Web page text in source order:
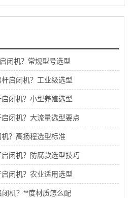
闭机？常规型号选型
启闭机？工业级选型
闭机？小型养殖选型
闭机？大流量选型要点
？高扬程选型标准
闭机？防腐款选型技巧
闭机？农业适用选型
机？**度材质怎么配